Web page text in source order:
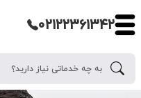
۰۲۱۲۲۳۶۱۳۴۲